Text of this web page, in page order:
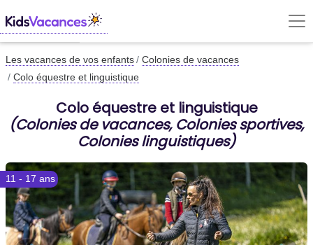
Les vacances de vos enfants
Colonies de vacances
Colo équestre et linguistique
Colo équestre et linguistique
(Colonies de vacances, Colonies sportives,
Colonies linguistiques)
11 - 17 ans